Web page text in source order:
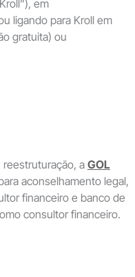
em
ligando para Kroll em
gratuita) ou
a GOL
aconselhamento legal,
financeiro e banco de
consultor financeiro.